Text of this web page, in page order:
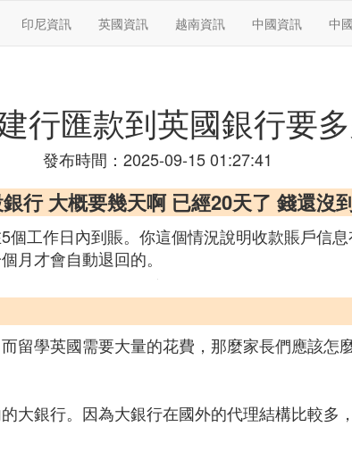
印尼資訊 英國資訊 越南資訊 中國資訊 中
行匯款到英國銀行要
發布時間：2025-09-15 01:27:41
行 大概要幾天啊 已經20天了 錢還沒
工作日內到賬。你這個情況說明收款賬戶信
月才會自動退回的。
留學英國需要大量的花費，那麼家長們應該怎
大銀行。因為大銀行在國外的代理結構比較多